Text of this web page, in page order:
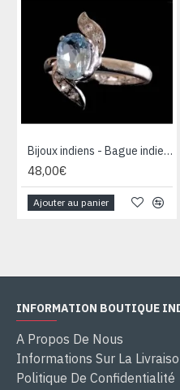
Bijoux indiens - Bague indienne rhodiée Topaze
48,00€
Ajouter au panier
INFORMATION BOUTIQUE
A Propos De Nous
Informations Sur La
Politique De Confidentialité